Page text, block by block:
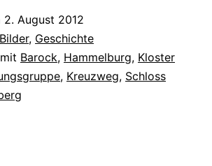
2. August 2012
Bilder, Geschichte
Barock, Hammelburg, Kloster
, Kreuzweg, Schloss